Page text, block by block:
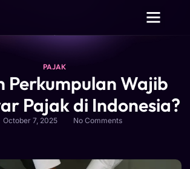
PAJAK
Perkumpulan Wajib
Pajak di Indonesia?
October 7, 2025 No Comments